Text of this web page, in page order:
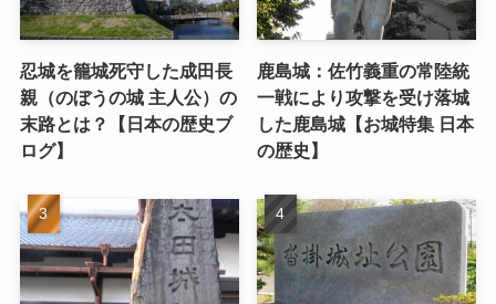
忍城を籠城死守した成田長
親（のぼうの城 主人公）の
末路とは？【日本の歴史ブ
ログ】
鹿島城：佐竹義重の常陸統
一戦により攻撃を受け落城
した鹿島城【お城特集 日本
の歴史】